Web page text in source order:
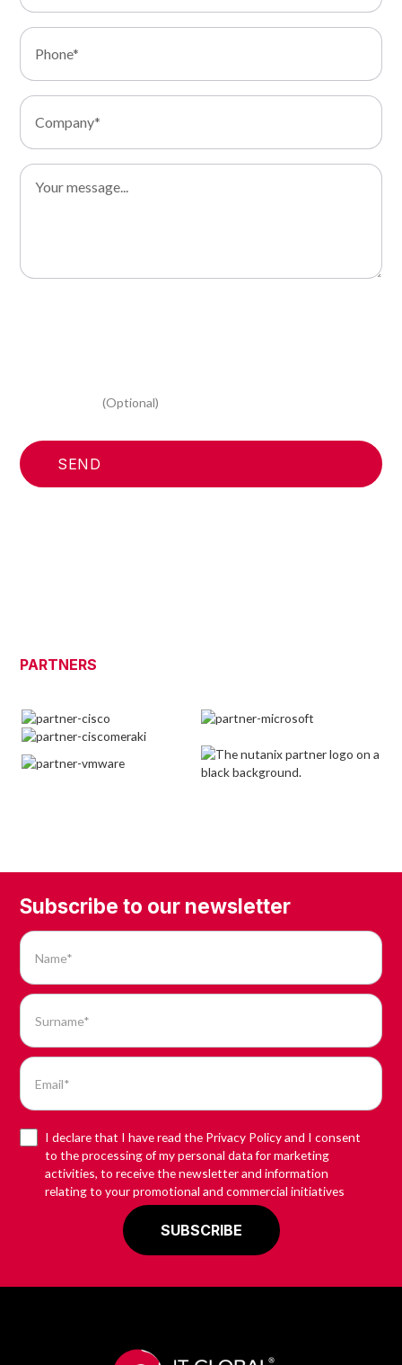
initiatives(Optional)
PARTNERS
Subscribe to our newsletter
I declare that I have read the Privacy Policy and I consent
to the processing of my personal data for marketing
activities, to receive the newsletter and information
relating to your promotional and commercial initiatives